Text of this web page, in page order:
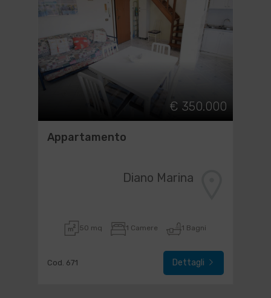
€ 350.000
Appartamento
Diano Marina
50 mq 1 Camere 1 Bagni
Cod. 671 Dettagli